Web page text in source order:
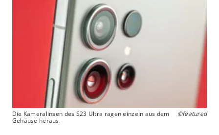
Die Kameralinsen des S23 Ultra ragen einzeln aus dem
Gehäuse heraus.
©featured